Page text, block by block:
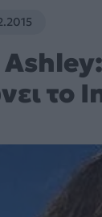
το